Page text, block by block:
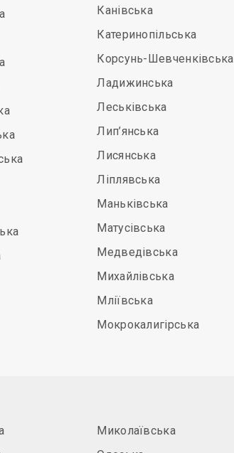
Канівська
Катеринопільська
Корсунь-Шевченківська
Ладижинська
Леськівська
Лип’янська
Лисянська
Ліплявська
Маньківська
Матусівська
Медведівська
Михайлівська
Мліївська
Мокрокалигірська
Миколаївська